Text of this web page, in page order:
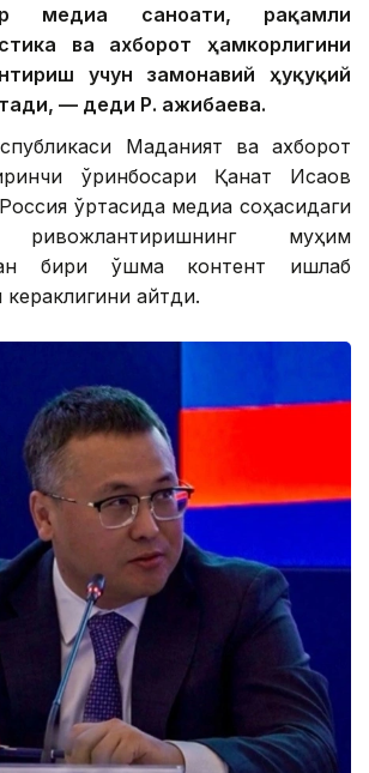
медиа саноати, рақамли
ва ахборот ҳамкорлигини
учун замонавий ҳуқуқий
— деди Р. Қажибаева.
Маданият ва ахборот
ўринбосари Қанат Исқақов
ўртасида медиа соҳасидаги
ривожлантиришнинг муҳим
бири қўшма контент ишлаб
кераклигини айтди.